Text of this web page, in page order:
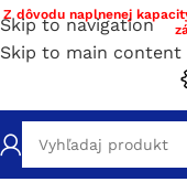
Skip to navigation
Skip to main content
Z dôvodu naplnenej
Domov/Obchod/